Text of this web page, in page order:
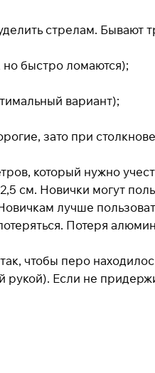
стрелам. Бывают
быстро ломаются);
вариант);
зато при
который нужно
см. Новички могут
лучше
Потеря
чтобы перо
рукой). Если не